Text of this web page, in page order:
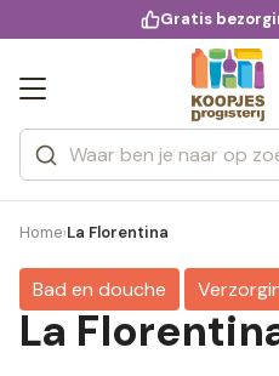
voor
Gratis
Zoeken
Categorieën
Merken
Home›La Florentina
Bad en douche
La